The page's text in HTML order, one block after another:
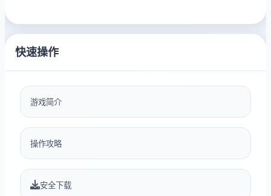
快速操作
游戏简介
操作攻略
安全下载